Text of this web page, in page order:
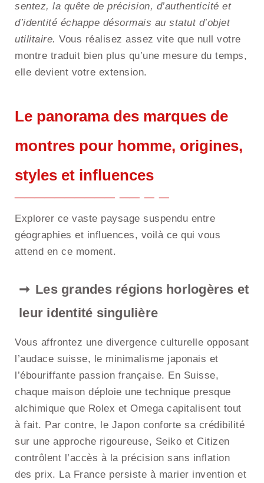
sentez, la quête de précision, d’authenticité et
d’identité échappe désormais au statut d’objet
utilitaire. Vous réalisez assez vite que null votre
montre traduit bien plus qu’une mesure du temps,
elle devient votre extension.
Le panorama des marques de
montres pour homme, origines,
styles et influences
Explorer ce vaste paysage suspendu entre
géographies et influences, voilà ce qui vous
attend en ce moment.
Les grandes régions horlogères et
leur identité singulière
Vous affrontez une divergence culturelle opposant
l’audace suisse, le minimalisme japonais et
l’ébouriffante passion française. En Suisse,
chaque maison déploie une technique presque
alchimique que Rolex et Omega capitalisent tout
à fait. Par contre, le Japon conforte sa crédibilité
sur une approche rigoureuse, Seiko et Citizen
contrôlent l’accès à la précision sans inflation
des prix. La France persiste à marier invention et